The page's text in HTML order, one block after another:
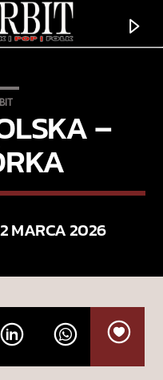
–
MARCA 2026